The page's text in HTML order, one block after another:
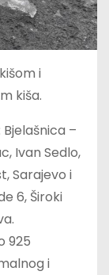
i
kiša.
–
Ivan Sedlo,
Sarajevo i
6, Široki
925
i